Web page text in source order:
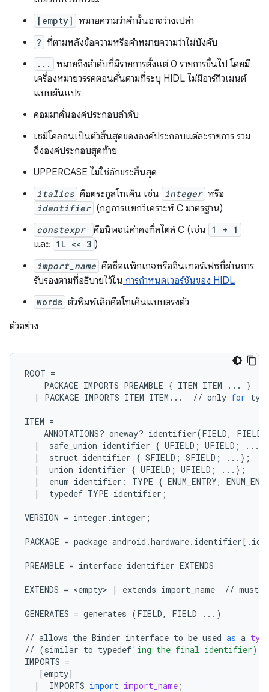
[empty] หมายความว่าคํานั้นอาจว่างเปล่า
? ที่ตามหลังข้อความหรือคําหมายความว่าไม่บังคับ
...
หมายถึงลําดับที่มีรายการตั้งแต่ 0 รายการขึ้นไป โดยมี
เครื่องหมายวรรคตอนคั่นตามที่ระบุ HIDL ไม่มีอาร์กิวเมนต์
แบบผันแปร
คอมมาคั่นองค์ประกอบลำดับ
เซมิโคลอนเป็นตัวสิ้นสุดขององค์ประกอบแต่ละรายการ รวม
ถึงองค์ประกอบสุดท้าย
UPPERCASE ไม่ใช่อักขระสิ้นสุด
italics คือตระกูลโทเค็น เช่น integer หรือ
identifier (กฎการแยกวิเคราะห์ C มาตรฐาน)
constexpr คือนิพจน์ค่าคงที่สไตล์ C (เช่น 1 + 1
และ 1L << 3 )
import_name คือชื่อแพ็กเกจหรืออินเทอร์เฟซที่ผ่านการ
รับรองตามที่อธิบายไว้ใน การกำหนดเวอร์ชันของ HIDL
words ตัวพิมพ์เล็กคือโทเค็นแบบตรงตัว
ตัวอย่าง
ROOT =
PACKAGE IMPORTS PREAMBLE { ITEM ITEM ... }
|
PACKAGE IMPORTS ITEM ITEM ... // only for
ITEM =
ANNOTATIONS? oneway? identifier(FIELD, FIELD
|
safe_union identifier { UFIELD ; UFIELD ; ...
|
struct identifier { SFIELD ; SFIELD ; ... };
|
union identifier { UFIELD ; UFIELD ; ... };
|
enum identifier : TYPE { ENUM_ENTRY,
|
typedef TYPE identifier ;
VERSION = integer . integer ;
PACKAGE = package android .hardware. identifier[ .
PREAMBLE = interface identifier EXTENDS
EXTENDS = <empty> | extends import_name // must
GENERATES = generates (FIELD, FIELD ... )
// allows the Binder interface to be used as a type
// (similar to typedef'ing the final identifier)
IMPORTS =
[empty]
|
IMPORTS import import_name ;